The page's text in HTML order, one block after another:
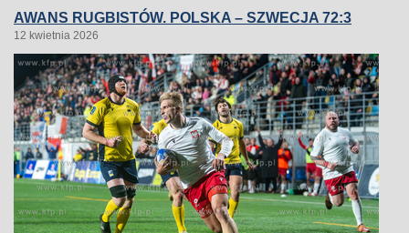
AWANS RUGBISTÓW. POLSKA – SZWECJA 72:3
12 kwietnia 2026